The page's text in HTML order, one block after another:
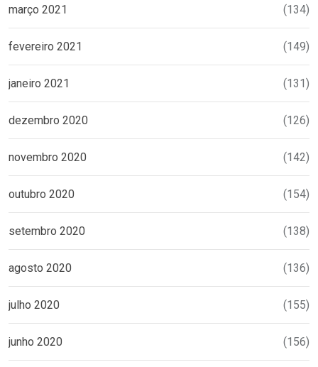
março 2021 (134)
fevereiro 2021 (149)
janeiro 2021 (131)
dezembro 2020 (126)
novembro 2020 (142)
outubro 2020 (154)
setembro 2020 (138)
agosto 2020 (136)
julho 2020 (155)
junho 2020 (156)